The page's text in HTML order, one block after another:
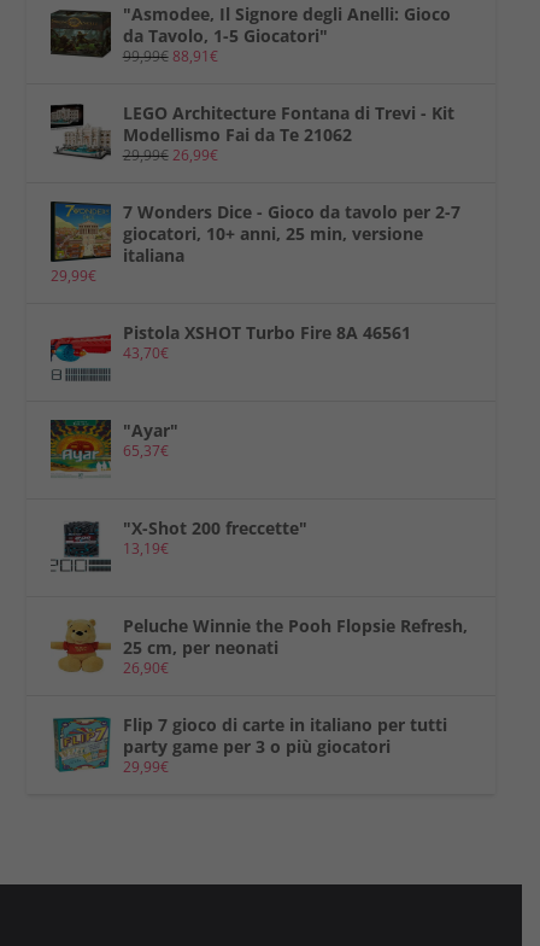
"Asmodee, Il Signore degli Anelli: Gioco
da Tavolo, 1-5 Giocatori"
99,99€88,91€
LEGO Architecture Fontana di Trevi - Kit
Modellismo Fai da Te 21062
29,99€26,99€
7 Wonders Dice - Gioco da tavolo per 2-7
giocatori, 10+ anni, 25 min, versione
italiana
29,99€
Pistola XSHOT Turbo Fire 8A 46561
43,70€
"Ayar"
65,37€
"X-Shot 200 freccette"
13,19€
Peluche Winnie the Pooh Flopsie Refresh,
25 cm, per neonati
26,90€
Flip 7 gioco di carte in italiano per tutti
party game per 3 o più giocatori
29,99€